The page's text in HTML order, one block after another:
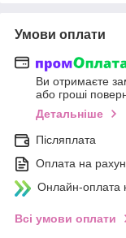
Умови оплати
Ви отримаєте
або гроші
Детальніше
Післяплата
Оплата на
Онлайн-оплата
Всі умови оплати